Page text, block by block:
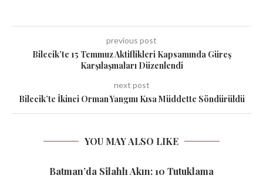
previous post
Bilecik’te 15 Temmuz Aktiflikleri Kapsamında Güreş
Karşılaşmaları Düzenlendi
next post
Bilecik’te İkinci Orman Yangını Kısa Müddette Söndürüldü
YOU MAY ALSO LIKE
Batman’da Silahlı Akın: 10 Tutuklama